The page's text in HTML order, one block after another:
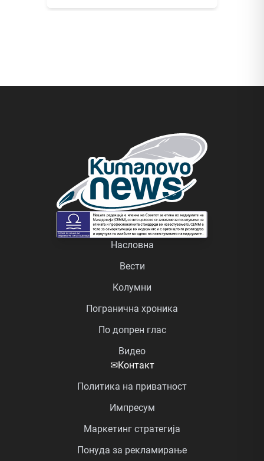
Насловна
Вести
Колумни
Погранична хроника
По допрен глас
Видео
✉Контакт
Политика на приватност
Импресум
Маркетинг стратегија
Понуда за рекламирање